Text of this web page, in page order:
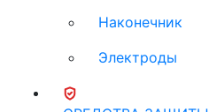
Наконечник
Электроды